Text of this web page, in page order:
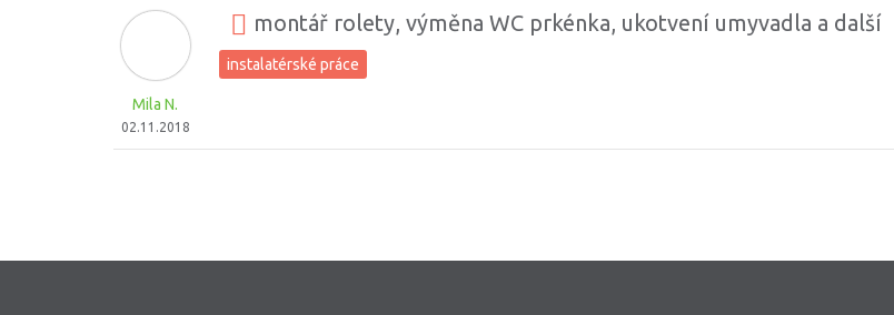
Mila N.
02.11.2018
montář rolety, výměna WC prkénka, ukotvení umyvadla a další
instalatérské práce